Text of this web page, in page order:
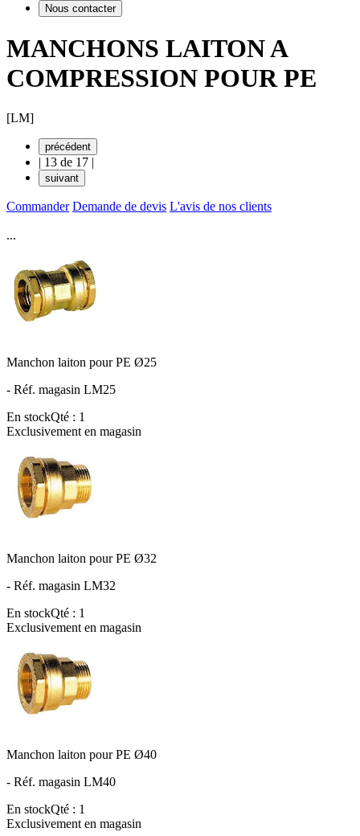
Nous contacter
MANCHONS LAITON A
COMPRESSION POUR PE
[LM]
précédent
| 13 de 17 |
suivant
Commander Demande de devis L'avis de nos clients
...
Manchon laiton pour PE Ø25
- Réf. magasin LM25
En stockQté : 1
Exclusivement en magasin
Manchon laiton pour PE Ø32
- Réf. magasin LM32
En stockQté : 1
Exclusivement en magasin
Manchon laiton pour PE Ø40
- Réf. magasin LM40
En stockQté : 1
Exclusivement en magasin